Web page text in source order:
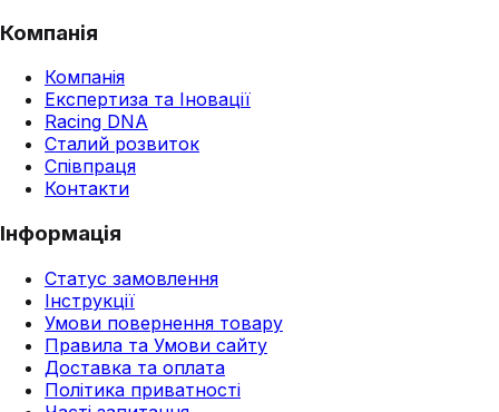
Компанія
Компанія
Експертиза та Іновації
Racing DNA
Сталий розвиток
Співпраця
Контакти
Інформація
Статус замовлення
Інструкції
Умови повернення товару
Правила та Умови сайту
Доставка та оплата
Політика приватності